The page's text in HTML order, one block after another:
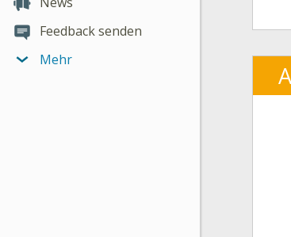
Feedback senden
Mehr